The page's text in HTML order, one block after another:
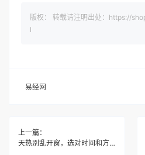
版权： 转载请注明出处：https://
l
易经网
上一篇：
天热别乱开窗，选对时间和方位，全家安稳顺遂！